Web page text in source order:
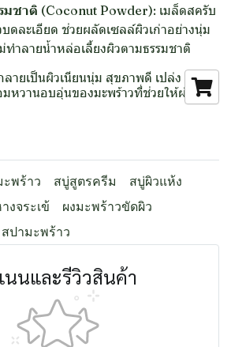
มชาติ (Coconut Powder): เมล็ดสครับ
บดละเอียด ช่วยผลัดเซลล์ผิวเก่าอย่างนุ่ม
ำลายน้ำหล่อเลี้ยงผิวตามธรรมชาติ
ายเป็นผิวเนียนนุ่ม สุขภาพดี เปล่ง
หวานอบอุ่นของมะพร้าวที่ช่วยให้ผ่อน
พร้าว สบู่สูตรครีม
สบู่ผิวแห้ง
งจระเข้
ผงมะพร้าวขัดผิว
สปามะพร้าว
นและรีวิวสินค้า